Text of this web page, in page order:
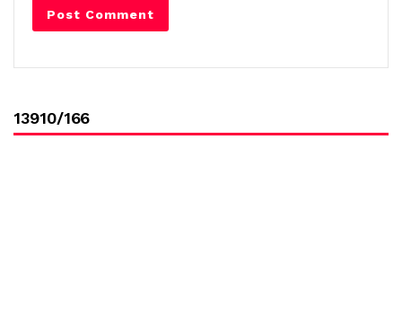
13910/166